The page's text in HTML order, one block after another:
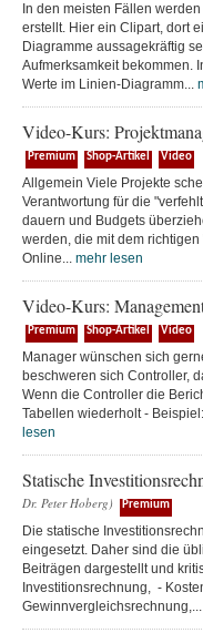
In den meisten Fällen
erstellt. Hier ein Clipart, dort
Diagramme aussagekräftig
Aufmerksamkeit bekommen.
Werte im Linien-Diagramm...
Video-Kurs:
Premium Shop-Artikel Video
Allgemein Viele Projekte
Verantwortung für die
dauern und Budgets
werden, die mit dem
Online... mehr lesen
Video-Kurs:
Premium Shop-Artikel Video
Manager wünschen sich
beschweren sich Controller,
Wenn die Controller die
Tabellen wiederholt -
lesen
Statische
Dr. Peter Hoberg)
Premium
Die statische
eingesetzt. Daher sind die
Beiträgen dargestellt und
Investitionsrechnung, -
Gewinnvergleichsrechnung,...